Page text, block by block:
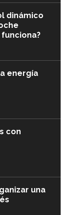
dinámico
energía
con
una